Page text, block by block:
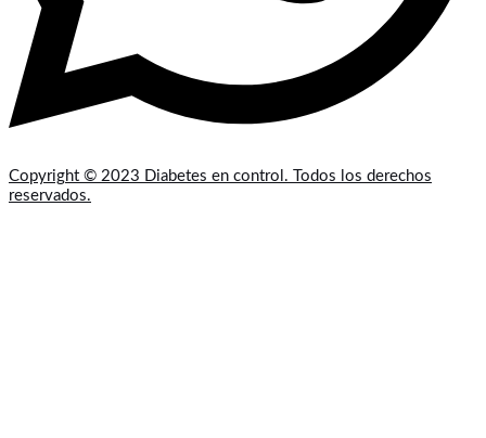
Copyright © 2023 Diabetes en control. Todos los derechos
reservados.